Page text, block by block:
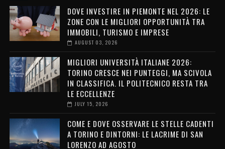
DOVE INVESTIRE IN PIEMONTE NEL 2026: LE
ZONE CON LE MIGLIORI OPPORTUNITÀ TRA
IMMOBILI, TURISMO E IMPRESE
AUGUST 03, 2026
MIGLIORI UNIVERSITÀ ITALIANE 2026:
TORINO CRESCE NEI PUNTEGGI, MA SCIVOLA
IN CLASSIFICA. IL POLITECNICO RESTA TRA
LE ECCELLENZE
JULY 15, 2026
COME E DOVE OSSERVARE LE STELLE CADENTI
A TORINO E DINTORNI: LE LACRIME DI SAN
LORENZO AD AGOSTO